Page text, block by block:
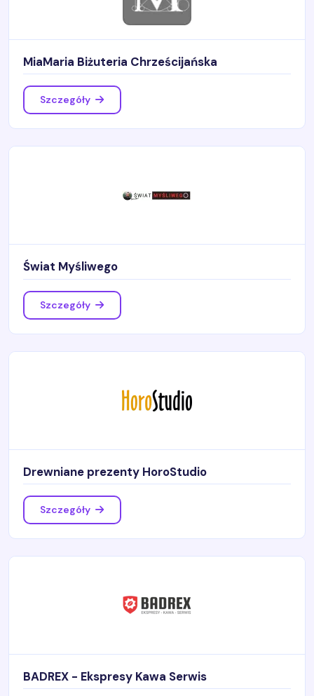
MiaMaria Biżuteria Chrześcijańska
Szczegóły
Świat Myśliwego
Szczegóły
Drewniane prezenty HoroStudio
Szczegóły
BADREX - Ekspresy Kawa Serwis